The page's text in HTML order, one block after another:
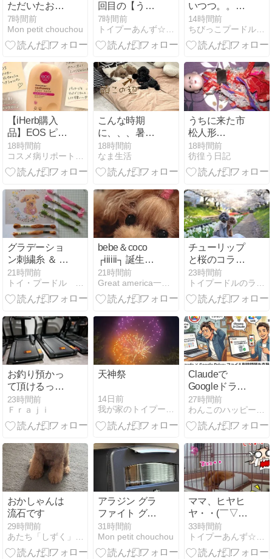
ただいたおや
つ...
7時間前
Mon petit chouchou
回目の【うち
の子記念日】♪
7時間前
いつつ。。。
ついついね
(^^;;
14時間前
ちびっこプードル ディーンのおうち
【iHerb購入
品】EOS ピン
クシャンパン
のボディウォ
ッシュが想像
洗い心地も大
満足
18時間前
こんな時期
に、、、暑い
のにね
18時間前
なま生活
うちに来た市
松人形
は・・・
18時間前
彷徨う日記
グラデーショ
ン刺繍糸 ＆ ま
しかくフレー
ム
21時間前
bebe＆coco
┌iiiiii┐ 誕生日
の【誤飲】騒
ぎ…
21時間前
チューリップ
と桜のコラボ
(#^^#)
23時間前
お釣り預かっ
て頂けるって
&
23時間前
Ｆｒａｊｉ
天神祭
14日前
我が家のトイプードル＆日常写真
Claudeで
Googleドライ
ブを使うな？
27時間前
おかしゃんは
流石です
29時間前
アラジン グラ
ファイト グリ
ルトースター
フラッグシッ
プモデル...
31時間前
Mon petit chouchou
ママ、ヒヤヒ
ヤ・・(￣▽
￣)
33時間前